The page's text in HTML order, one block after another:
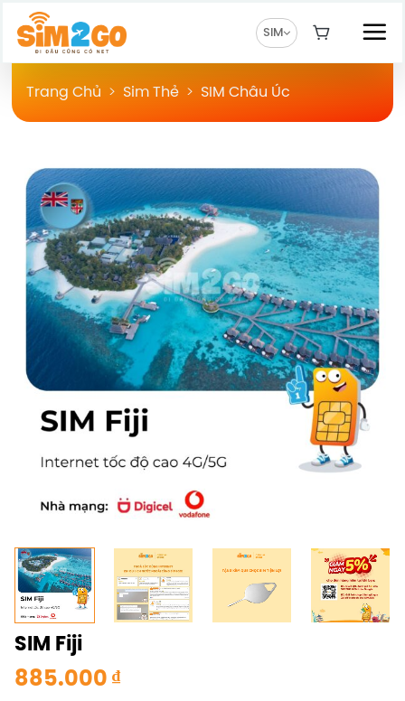
Chuyển
đến
SIM
Trang Chủ > Sim Thẻ > SIM Châu Úc
SIM Fiji
885.000 ₫